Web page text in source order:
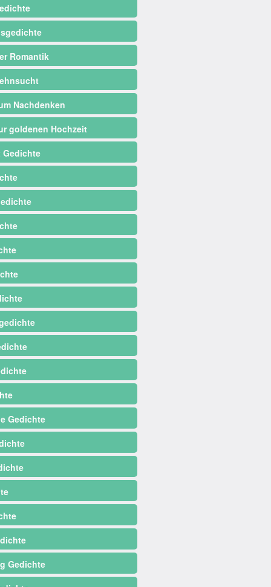
Romantik
Nachdenken
goldenen Hochzeit
Gedichte
Gedichte
Gedichte